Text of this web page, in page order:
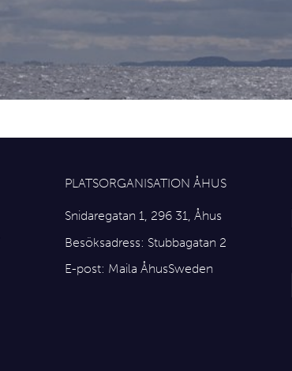
PLATSORGANISATION ÅHUS
Snidaregatan 1, 296 31, Åhus
Besöksadress: Stubbagatan 2
E-post: Maila ÅhusSweden